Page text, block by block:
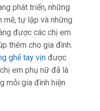
phát triển, những
mẽ, tự lập và những
được các chị em
thêm cho gia đình.
ghế tay vịn được
em phụ nữ đã là
mỗi gia đình hiện